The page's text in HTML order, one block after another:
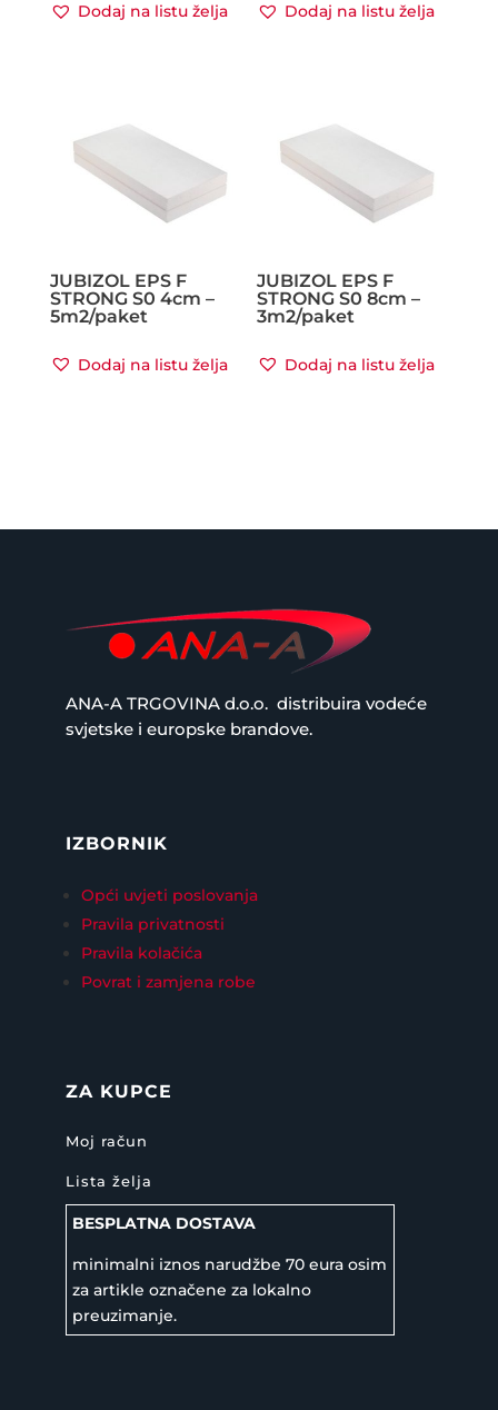
Dodaj na listu želja Dodaj na listu želja
JUBIZOL EPS F
STRONG S0 4cm –
5m2/paket
Dodaj na listu želja
JUBIZOL EPS F
STRONG S0 8cm –
3m2/paket
Dodaj na listu želja
ANA-A TRGOVINA d.o.o. distribuira vodeće
svjetske i europske brandove.
IZBORNIK
Opći uvjeti poslovanja
Pravila privatnosti
Pravila kolačića
Povrat i zamjena robe
ZA KUPCE
Moj račun
Lista želja
BESPLATNA DOSTAVA
minimalni iznos narudžbe 70 eura osim
za artikle označene za lokalno
preuzimanje.